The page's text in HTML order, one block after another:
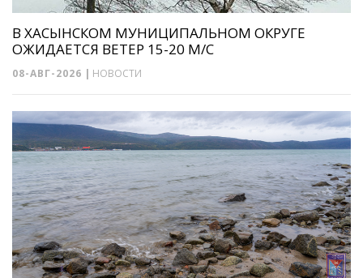
В ХАСЫНСКОМ МУНИЦИПАЛЬНОМ ОКРУГЕ
ОЖИДАЕТСЯ ВЕТЕР 15-20 М/С
08-АВГ-2026 | НОВОСТИ